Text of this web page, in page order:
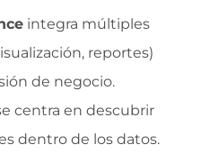
integra múltiples
reportes)
de negocio.
centra en descubrir
dentro de los datos.